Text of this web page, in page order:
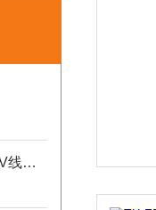
控制电缆KVVPR22高温270度RV线绞合